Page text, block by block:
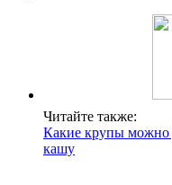
Читайте также:
Какие крупы можно
кашу